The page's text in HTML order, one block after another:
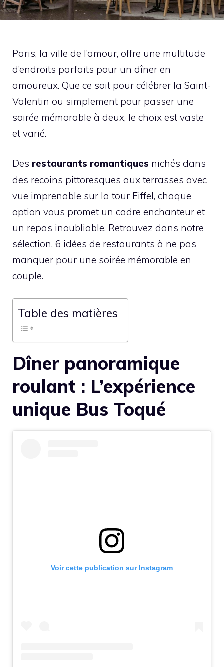
Paris, la ville de l’amour, offre une multitude
d’endroits parfaits pour un dîner en
amoureux. Que ce soit pour célébrer la Saint-
Valentin ou simplement pour passer une
soirée mémorable à deux, le choix est vaste
et varié.
Des restaurants romantiques nichés dans
des recoins pittoresques aux terrasses avec
vue imprenable sur la tour Eiffel, chaque
option vous promet un cadre enchanteur et
un repas inoubliable. Retrouvez dans notre
sélection, 6 idées de restaurants à ne pas
manquer pour une soirée mémorable en
couple.
Table des matières
Dîner panoramique
roulant : L’expérience
unique Bus Toqué
Voir cette publication sur Instagram